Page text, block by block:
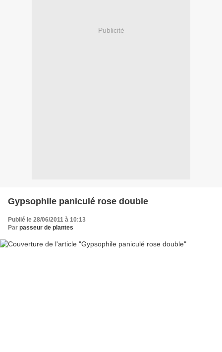
Publicité
Gypsophile paniculé rose double
Publié le 28/06/2011 à 10:13
Par passeur de plantes